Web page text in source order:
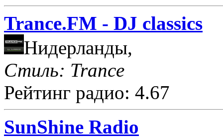
Trance.FM - DJ classics
Нидерланды,
Стиль: Trance
Рейтинг радио: 4.67
SunShine Radio